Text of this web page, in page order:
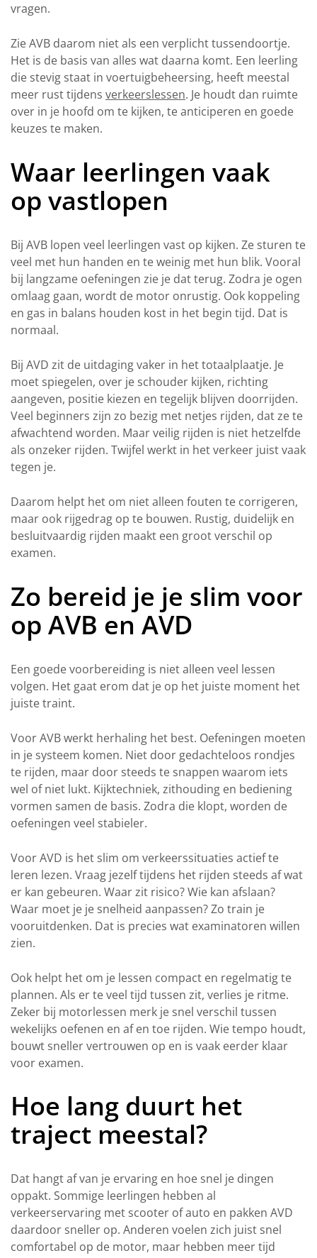
vragen.
Zie AVB daarom niet als een verplicht tussendoortje.
Het is de basis van alles wat daarna komt. Een leerling
die stevig staat in voertuigbeheersing, heeft meestal
meer rust tijdens verkeerslessen. Je houdt dan ruimte
over in je hoofd om te kijken, te anticiperen en goede
keuzes te maken.
Waar leerlingen vaak
op vastlopen
Bij AVB lopen veel leerlingen vast op kijken. Ze sturen te
veel met hun handen en te weinig met hun blik. Vooral
bij langzame oefeningen zie je dat terug. Zodra je ogen
omlaag gaan, wordt de motor onrustig. Ook koppeling
en gas in balans houden kost in het begin tijd. Dat is
normaal.
Bij AVD zit de uitdaging vaker in het totaalplaatje. Je
moet spiegelen, over je schouder kijken, richting
aangeven, positie kiezen en tegelijk blijven doorrijden.
Veel beginners zijn zo bezig met netjes rijden, dat ze te
afwachtend worden. Maar veilig rijden is niet hetzelfde
als onzeker rijden. Twijfel werkt in het verkeer juist vaak
tegen je.
Daarom helpt het om niet alleen fouten te corrigeren,
maar ook rijgedrag op te bouwen. Rustig, duidelijk en
besluitvaardig rijden maakt een groot verschil op
examen.
Zo bereid je je slim voor
op AVB en AVD
Een goede voorbereiding is niet alleen veel lessen
volgen. Het gaat erom dat je op het juiste moment het
juiste traint.
Voor AVB werkt herhaling het best. Oefeningen moeten
in je systeem komen. Niet door gedachteloos rondjes
te rijden, maar door steeds te snappen waarom iets
wel of niet lukt. Kijktechniek, zithouding en bediening
vormen samen de basis. Zodra die klopt, worden de
oefeningen veel stabieler.
Voor AVD is het slim om verkeerssituaties actief te
leren lezen. Vraag jezelf tijdens het rijden steeds af wat
er kan gebeuren. Waar zit risico? Wie kan afslaan?
Waar moet je je snelheid aanpassen? Zo train je
vooruitdenken. Dat is precies wat examinatoren willen
zien.
Ook helpt het om je lessen compact en regelmatig te
plannen. Als er te veel tijd tussen zit, verlies je ritme.
Zeker bij motorlessen merk je snel verschil tussen
wekelijks oefenen en af en toe rijden. Wie tempo houdt,
bouwt sneller vertrouwen op en is vaak eerder klaar
voor examen.
Hoe lang duurt het
traject meestal?
Dat hangt af van je ervaring en hoe snel je dingen
oppakt. Sommige leerlingen hebben al
verkeerservaring met scooter of auto en pakken AVD
daardoor sneller op. Anderen voelen zich juist snel
comfortabel op de motor, maar hebben meer tijd